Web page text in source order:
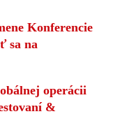
Konferencie
sa na
operácii
&